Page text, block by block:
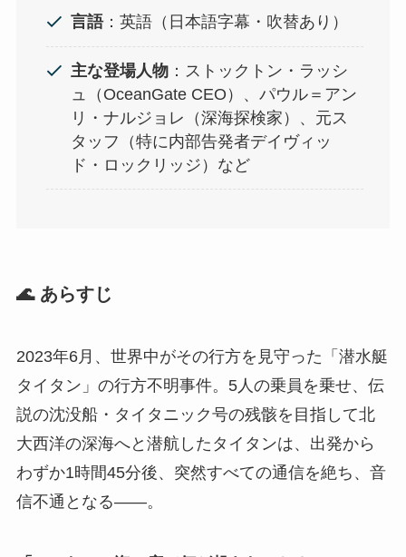
言語：英語（日本語字幕・吹替あり）
主な登場人物 ：ストックトン・ラッシ
ュ（OceanGate CEO）、パウル＝アン
リ・ナルジョレ（深海探検家）、元ス
タッフ（特に内部告発者デイヴィッ
ド・ロックリッジ）など
🌊 あらすじ
2023年6月、世界中がその行方を見守った「潜水艇
タイタン」の行方不明事件。5人の乗員を乗せ、伝
説の沈没船・タイタニック号の残骸を目指して北
大西洋の深海へと潜航したタイタンは、出発から
わずか1時間45分後、突然すべての通信を絶ち、音
信不通となる――。